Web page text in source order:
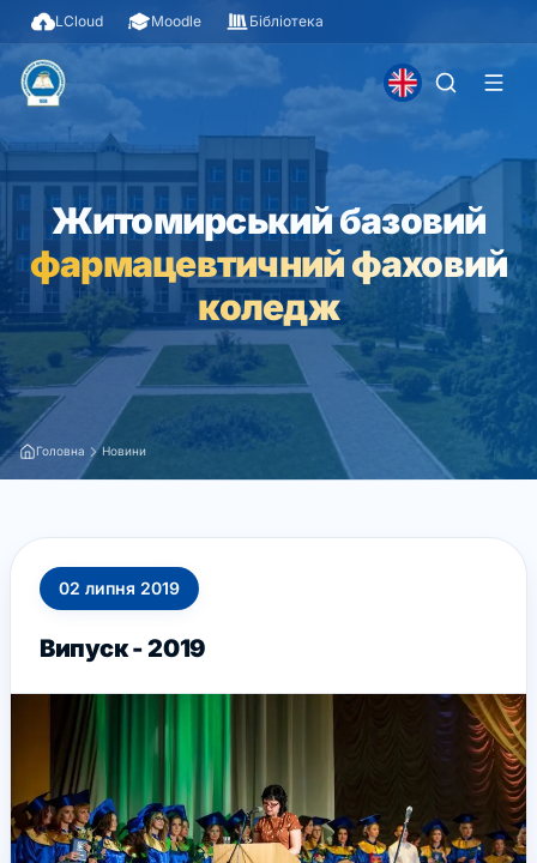
LCloud Moodle Бібліотека
Житомирський базовий
фармацевтичний фаховий
коледж
Головна Новини
02 липня 2019
Випуск - 2019